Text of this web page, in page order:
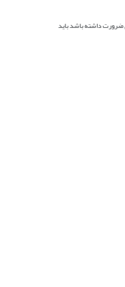
ضرورت داشته باشد باید